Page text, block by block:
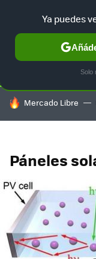
SELECCIÓN
HOY SE HABLA DE
Mercado Libre
Páneles
Ya puedes
Solo